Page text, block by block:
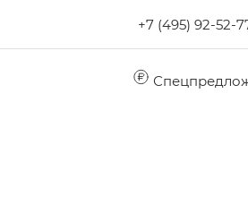
+7 (495) 92-52-